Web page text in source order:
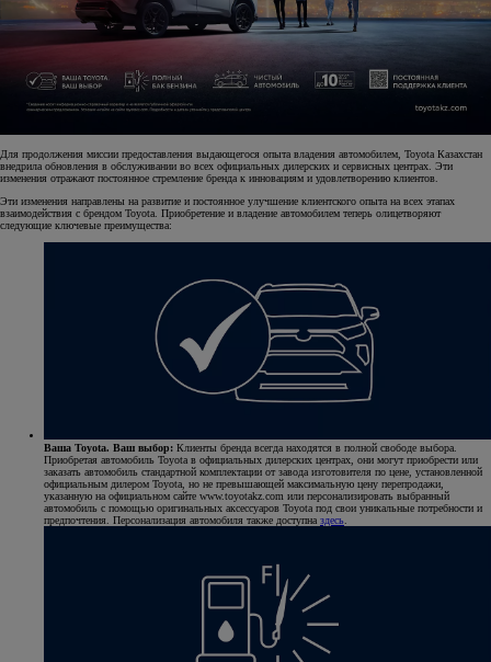
Для продолжения миссии предоставления выдающегося опыта владения автомобилем, Toyota Казахстан
внедрила обновления в обслуживании во всех официальных дилерских и сервисных центрах. Эти
изменения отражают постоянное стремление бренда к инновациям и удовлетворению клиентов.
Эти изменения направлены на развитие и постоянное улучшение клиентского опыта на всех этапах
взаимодействия с брендом Toyota. Приобретение и владение автомобилем теперь олицетворяют
следующие ключевые преимущества:
Ваша Toyota. Ваш выбор: Клиенты бренда всегда находятся в полной свободе выбора.
Приобретая автомобиль Toyota в официальных дилерских центрах, они могут приобрести или
заказать автомобиль стандартной комплектации от завода изготовителя по цене, установленной
официальным дилером Toyota, но не превышающей максимальную цену перепродажи,
указанную на официальном сайте www.toyotakz.com или персонализировать выбранный
автомобиль с помощью оригинальных аксессуаров Toyota под свои уникальные потребности и
предпочтения. Персонализация автомобиля также доступна здесь